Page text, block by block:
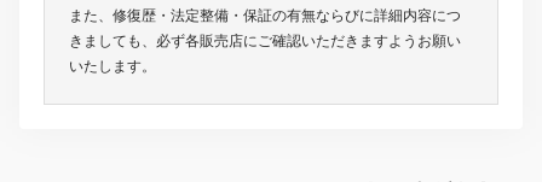
また、修復歴・法定整備・保証の有無ならびに詳細内容につ
きましても、必ず各販売店にご確認いただきますようお願い
いたします。